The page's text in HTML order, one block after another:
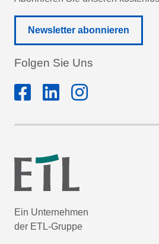
Newsletter abonnieren
Folgen Sie Uns
Ein Unternehmen
der ETL-Gruppe